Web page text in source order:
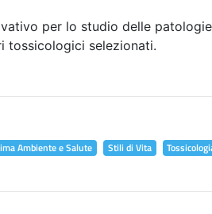
per lo studio delle
tossicologici selezionati.
Ambiente e Salute Stili di Vita